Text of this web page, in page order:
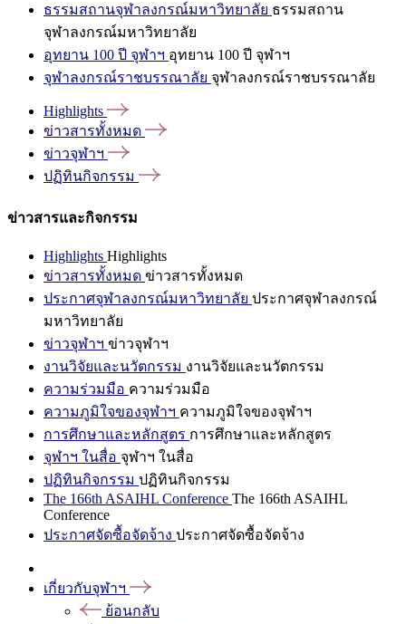
ธรรมสถานจุฬาลงกรณ์มหาวิทยาลัย ธรรมสถาน
จุฬาลงกรณ์มหาวิทยาลัย
อุทยาน 100 ปี จุฬาฯ อุทยาน 100 ปี จุฬาฯ
จุฬาลงกรณ์ราชบรรณาลัย จุฬาลงกรณ์ราชบรรณาลัย
Highlights
ข่าวสารทั้งหมด
ข่าวจุฬาฯ
ปฏิทินกิจกรรม
ข่าวสารและกิจกรรม
Highlights Highlights
ข่าวสารทั้งหมด ข่าวสารทั้งหมด
ประกาศจุฬาลงกรณ์มหาวิทยาลัย ประกาศจุฬาลงกรณ์
มหาวิทยาลัย
ข่าวจุฬาฯ ข่าวจุฬาฯ
งานวิจัยและนวัตกรรม งานวิจัยและนวัตกรรม
ความร่วมมือ ความร่วมมือ
ความภูมิใจของจุฬาฯ ความภูมิใจของจุฬาฯ
การศึกษาและหลักสูตร การศึกษาและหลักสูตร
จุฬาฯ ในสื่อ จุฬาฯ ในสื่อ
ปฏิทินกิจกรรม ปฏิทินกิจกรรม
The 166th ASAIHL Conference The 166th ASAIHL
Conference
ประกาศจัดซื้อจัดจ้าง ประกาศจัดซื้อจัดจ้าง
เกี่ยวกับจุฬาฯ
ย้อนกลับ